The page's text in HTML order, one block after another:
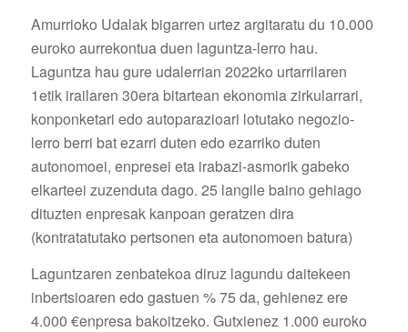
Amurrioko Udalak bigarren urtez argitaratu du 10.000
euroko aurrekontua duen laguntza-lerro hau.
Laguntza hau gure udalerrian 2022ko urtarrilaren
1etik irailaren 30era bitartean ekonomia zirkularrari,
konponketari edo autoparazioari lotutako negozio-
lerro berri bat ezarri duten edo ezarriko duten
autonomoei, enpresei eta irabazi-asmorik gabeko
elkarteei zuzenduta dago. 25 langile baino gehiago
dituzten enpresak kanpoan geratzen dira
(kontratatutako pertsonen eta autonomoen batura)
Laguntzaren zenbatekoa diruz lagundu daitekeen
inbertsioaren edo gastuen % 75 da, gehienez ere
4.000 €enpresa bakoitzeko. Gutxienez 1.000 euroko